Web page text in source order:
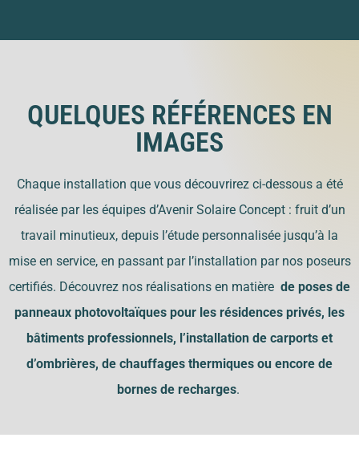
QUELQUES RÉFÉRENCES EN
IMAGES
Chaque installation que vous découvrirez ci-dessous a été
réalisée par les équipes d’Avenir Solaire Concept : fruit d’un
travail minutieux, depuis l’étude personnalisée jusqu’à la
mise en service, en passant par l’installation par nos poseurs
certifiés. Découvrez nos réalisations en matière de poses de
panneaux photovoltaïques pour les résidences privés, les
bâtiments professionnels, l’installation de carports et
d’ombrières, de chauffages thermiques ou encore de
bornes de recharges.